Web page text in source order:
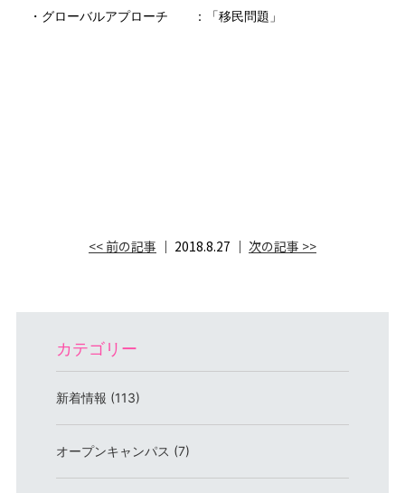
・グローバルアプローチ ：「移民問題」
<< 前の記事 │ 2018.8.27 │ 次の記事 >>
カテゴリー
新着情報 (113)
オープンキャンパス (7)